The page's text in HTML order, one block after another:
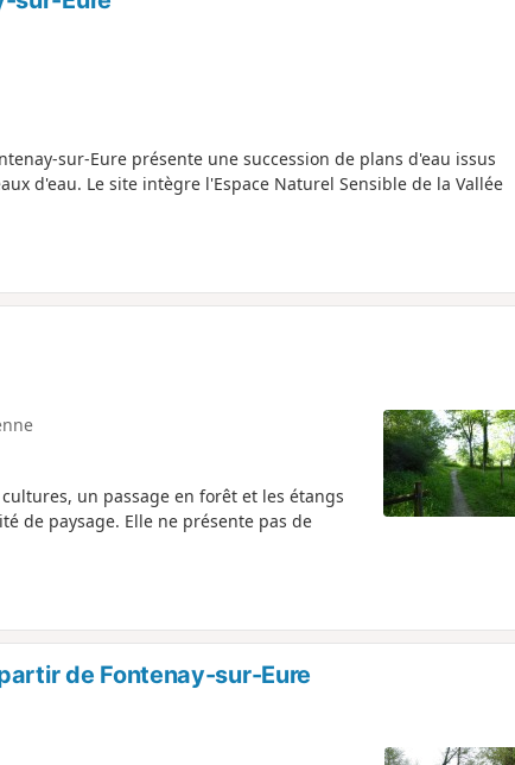
sur-Eure présente une succession de plans d'eau issus
d'eau. Le site intègre l'Espace Naturel Sensible de la Vallée
un passage en forêt et les étangs
de paysage. Elle ne présente pas de
de Fontenay-sur-Eure